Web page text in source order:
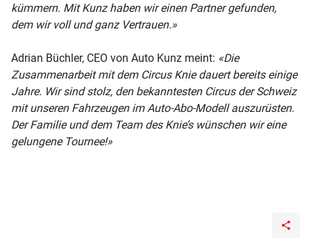
kümmern. Mit Kunz haben wir einen Partner gefunden,
dem wir voll und ganz Vertrauen.»
Adrian Büchler, CEO von Auto Kunz meint: «Die
Zusammenarbeit mit dem Circus Knie dauert bereits einige
Jahre. Wir sind stolz, den bekanntesten Circus der Schweiz
mit unseren Fahrzeugen im Auto-Abo-Modell auszurüsten.
Der Familie und dem Team des Knie’s wünschen wir eine
gelungene Tournee!»
share